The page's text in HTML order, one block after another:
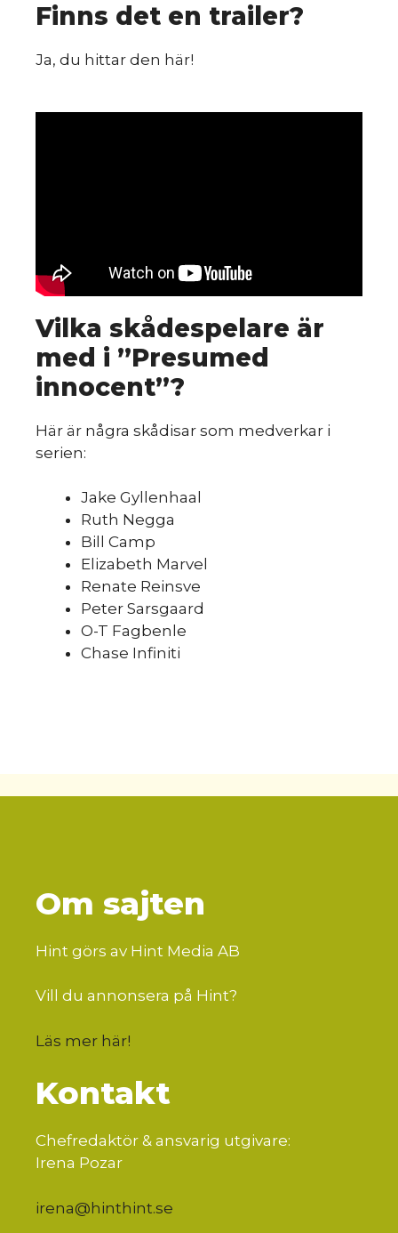
Finns det en trailer?
Ja, du hittar den här!
Vilka skådespelare är
med i ”Presumed
innocent”?
Här är några skådisar som medverkar i
serien:
Jake Gyllenhaal
Ruth Negga
Bill Camp
Elizabeth Marvel
Renate Reinsve
Peter Sarsgaard
O-T Fagbenle
Chase Infiniti
Om sajten
Hint görs av Hint Media AB
Vill du annonsera på Hint?
Läs mer här!
Kontakt
Chefredaktör & ansvarig utgivare:
Irena Pozar
irena@hinthint.se